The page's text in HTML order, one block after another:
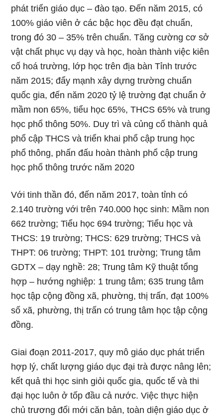
phát triển giáo dục – đào tạo. Đến năm 2015, có
100% giáo viên ở các bậc học đều đạt chuẩn,
trong đó 30 – 35% trên chuẩn. Tăng cường cơ sở
vật chất phục vụ dạy và học, hoàn thành việc kiên
cố hoá trường, lớp học trên địa bàn Tỉnh trước
năm 2015; đẩy mạnh xây dựng trường chuẩn
quốc gia, đến năm 2020 tỷ lệ trường đạt chuẩn ở
mầm non 65%, tiểu học 65%, THCS 65% và trung
học phổ thông 50%. Duy trì và củng cố thành quả
phổ cập THCS và triển khai phổ cập trung học
phổ thông, phấn đấu hoàn thành phổ cập trung
học phổ thông trước năm 2020
Với tinh thần đó, đến năm 2017, toàn tỉnh có
2.140 trường với trên 740.000 học sinh: Mầm non
662 trường; Tiểu học 694 trường; Tiểu học và
THCS: 19 trường; THCS: 629 trường; THCS và
THPT: 06 trường; THPT: 101 trường; Trung tâm
GDTX – dạy nghề: 28; Trung tâm Kỹ thuật tổng
hợp – hướng nghiệp: 1 trung tâm; 635 trung tâm
học tập cộng đồng xã, phường, thị trấn, đạt 100%
số xã, phường, thị trấn có trung tâm học tập cộng
đồng.
Giai đoạn 2011-2017, quy mô giáo dục phát triển
hợp lý, chất lượng giáo dục đại trà được nâng lên;
kết quả thi học sinh giỏi quốc gia, quốc tế và thi
đại học luôn ở tốp đầu cả nước. Việc thực hiện
chủ trương đổi mới căn bản, toàn diện giáo dục ở